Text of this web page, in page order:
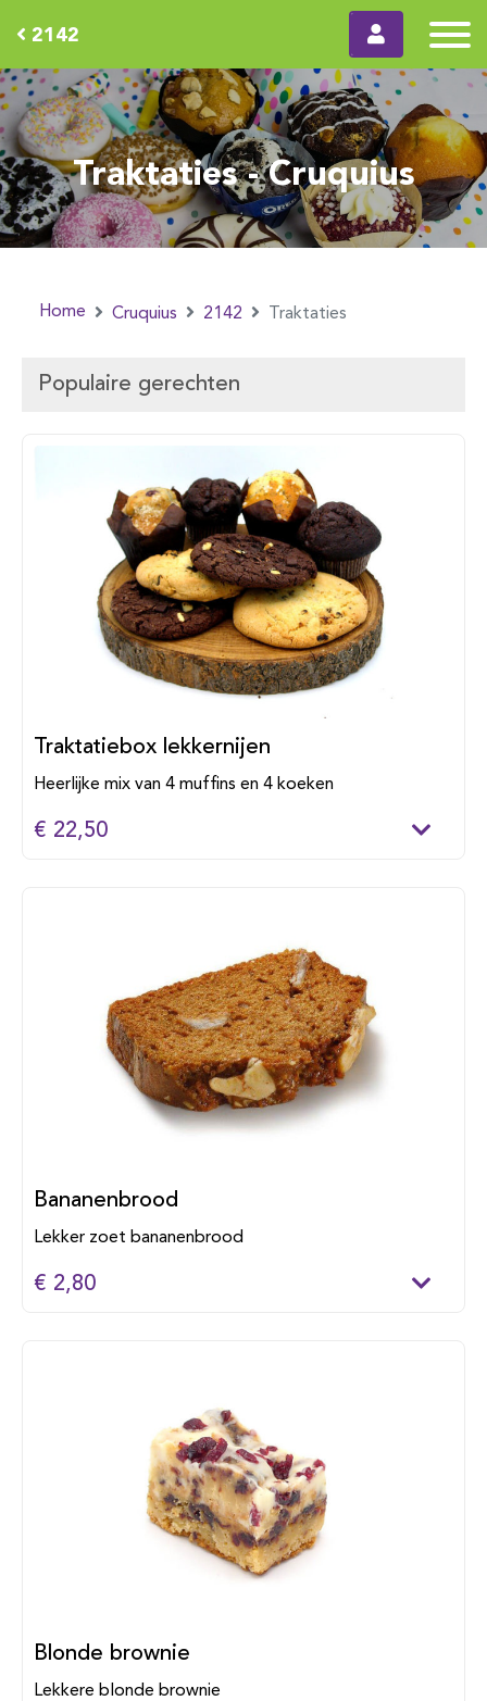
2142
Traktaties - Cruquius
Home Cruquius 2142 Traktaties
Populaire gerechten
Traktatiebox lekkernijen
Heerlijke mix van 4 muffins en 4 koeken
€ 22,50
Bananenbrood
Lekker zoet bananenbrood
€ 2,80
Blonde brownie
Lekkere blonde brownie